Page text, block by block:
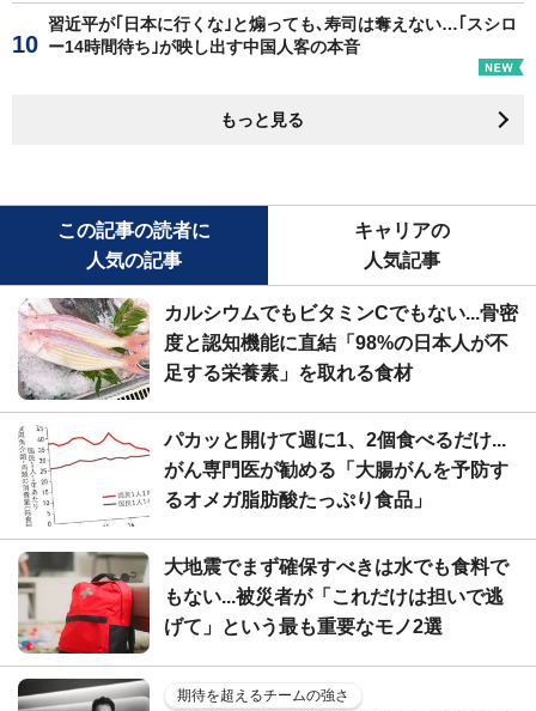
習近平が｢日本に行くな｣と煽っても､寿司は奪えない…｢スシロ
ー14時間待ち｣が映し出す中国人客の本音
もっと見る
この記事の読者に
人気の記事
キャリアの
人気記事
カルシウムでもビタミンCでもない...骨密
度と認知機能に直結「98%の日本人が不
足する栄養素」を取れる食材
パカッと開けて週に1、2個食べるだけ...
がん専門医が勧める「大腸がんを予防す
るオメガ脂肪酸たっぷり食品」
大地震でまず確保すべきは水でも食料で
もない...被災者が「これだけは担いで逃
げて」という最も重要なモノ2選
期待を超えるチームの強さ